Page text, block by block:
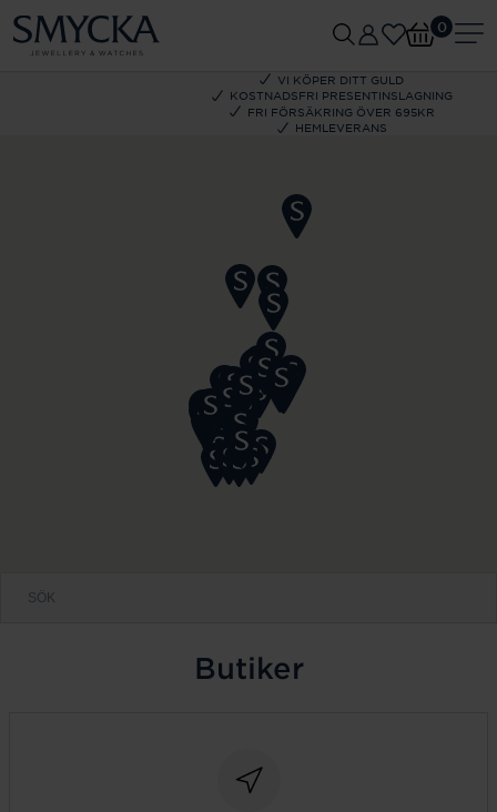
VI KÖPER DITT GULD
KOSTNADSFRI PRESENTINSLAGNING
FRI FÖRSÄKRING ÖVER 695KR
HEMLEVERANS
0
Butiker